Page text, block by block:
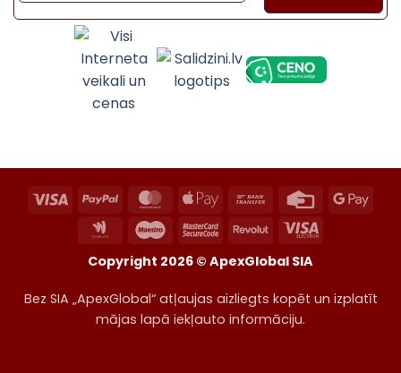
Visa PayPal MasterCard
Apple
Pay
Bank
Transfer
Credit
Google
MaestroMasterCard
RevolutVisa
Copyright 2026 © ApexGlobal SIA
Bez SIA „ApexGlobal“ atļaujas aizliegts kopēt un izplatīt
mājas lapā iekļauto informāciju.